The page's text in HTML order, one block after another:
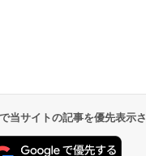
当サイトの記事を優先表示